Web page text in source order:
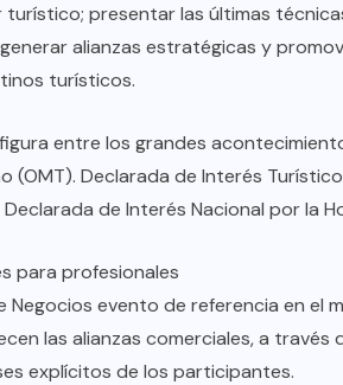
presentar las últimas
alianzas estratégicas y
turísticos.
entre los grandes
(OMT). Declarada de Interés
de Interés Nacional por la
para profesionales
Negocios evento de referencia en el
las alianzas comerciales, a
explícitos de los participantes.
JUNIO 24, 2026